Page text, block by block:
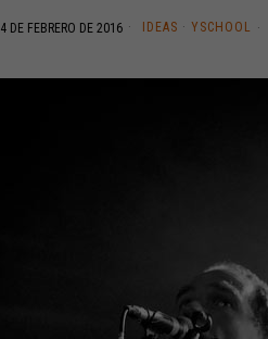
4 DE FEBRERO DE 2016 IDEAS · YSCHOOL